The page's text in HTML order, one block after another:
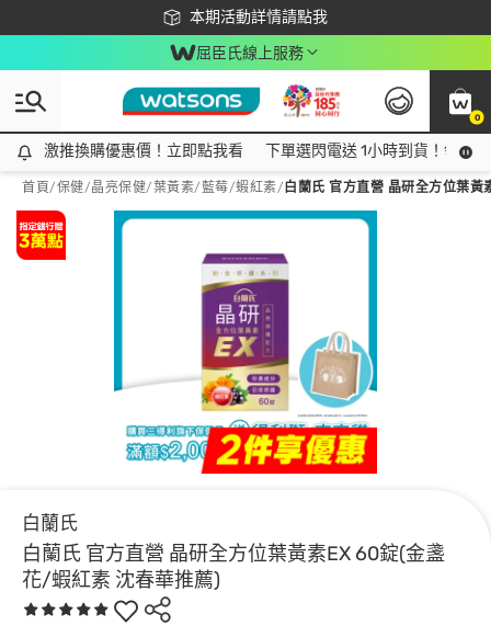
本期活動詳情請點我
下載app最高回饋$350
屈臣氏線上服務
0
激推換購優惠價！立即點我看
激推換購優惠價！立即點我看 下單選閃電送 1小時到貨！領神
首頁/保健/晶亮保健/葉黃素/藍莓/蝦紅素/ 白蘭氏 官方直營 晶研全方位葉
白蘭氏
白蘭氏 官方直營 晶研全方位葉黃素EX 60錠(金盞
花/蝦紅素 沈春華推薦)